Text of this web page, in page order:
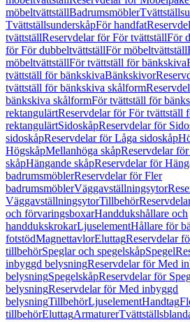
möbeltvättställBadrumsmöbler
TvättställsunderskåpFör handfat
tvättställReservdelar för För tvättställFör
för För dubbeltvättställFör möbeltvättställ
möbeltvättställFör tvättställ för bänkskiva
tvättställ för bänkskivaBänkskivor
tvättställ för bänkskiva skålform
bänkskiva skålformFör tvättställ för
rektangulärtReservdelar för För tvättställ
rektangulärtSidoskåpReservdelar för
sidoskåpReservdelar för Låga sidoskåp
HögskåpMellanhöga skåpReservdelar
skåpHängande skåpReservdelar för
badrumsmöblerReservdelar för Fler
badrumsmöblerVäggavställningsytor
VäggavställningsytorTillbehör
och förvaringsboxarHanddukshållare och
handdukskrokarLjuselementHållare för
fotstödMagnettavlorEluttagReservdelar
tillbehörSpeglar och spegelskåpSpegel
inbyggd belysningReservdelar för Med
belysningSpegelskåpReservdelar för
belysningReservdelar för Med inbyggd
belysningTillbehörLjuselementHandtag
tillbehörEluttagArmaturer